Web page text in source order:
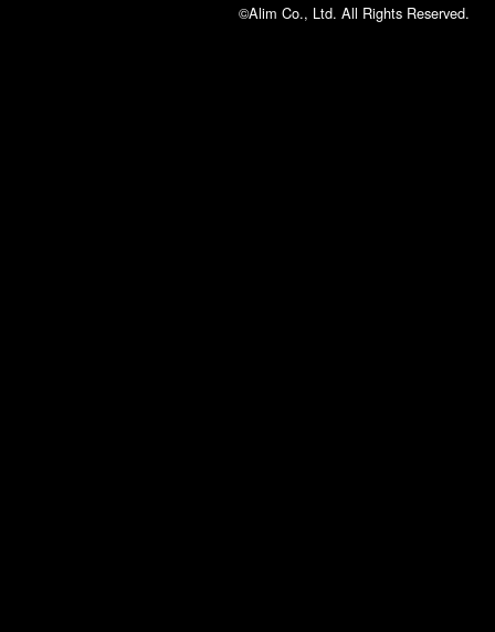
©Alim Co., Ltd. All Rights Reserved.